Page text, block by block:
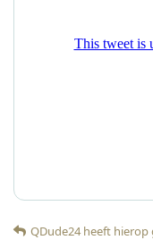
QDude24heeft hierop